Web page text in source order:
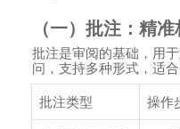
（一）批注：精
批注是审阅的基础，用
问，支持多种形式，适合
批注类型 操作